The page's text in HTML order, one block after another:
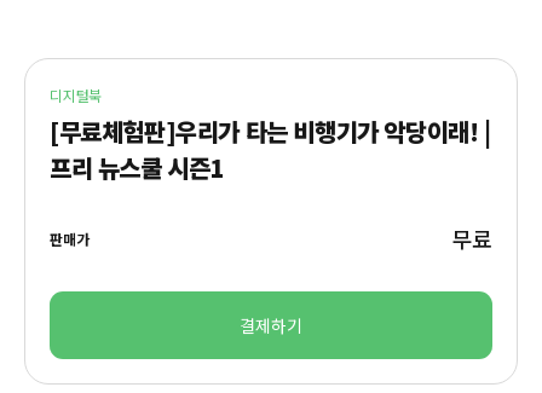
디지털북
[무료체험판]우리가 타는 비행기가 악당이래! |
프리 뉴스쿨 시즌1
판매가 무료
결제하기